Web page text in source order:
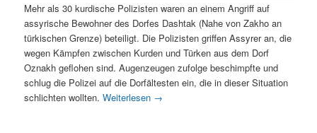
Mehr als 30 kurdische Polizisten waren an einem Angriff auf
assyrische Bewohner des Dorfes Dashtak (Nahe von Zakho an
türkischen Grenze) beteiligt. Die Polizisten griffen Assyrer an, die
wegen Kämpfen zwischen Kurden und Türken aus dem Dorf
Oznakh geflohen sind. Augenzeugen zufolge beschimpfte und
schlug die Polizei auf die Dorfältesten ein, die in dieser Situation
schlichten wollten.Weiterlesen →